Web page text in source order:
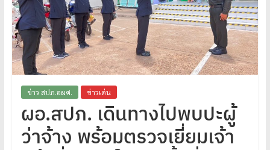
ปลอดภัย
โปร่งใส
ได้
มาตรฐาน
เพื่อ
ทหารผ่านศึก
ไทยข่าว สปภ.อผศ. ข่าวเด่น
ผอ.สปภ. เดินทางไปพบปะผู้
ว่าจ้าง พร้อมตรวจเยี่ยมเจ้า